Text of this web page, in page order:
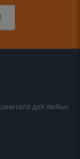
для любых